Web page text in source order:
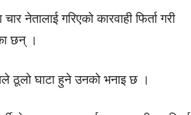
चार नेतालाई गरिएको कारवाही फिर्ता गरी
छन् ।
ठूलो घाटा हुने उनको भनाइ छ ।